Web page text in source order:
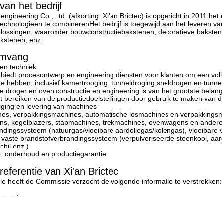
het bedrijf
Co., Ltd. (afkorting: Xi'an Brictec) is opgericht in
te combinerenHet bedrijf is toegewijd aan het leveren
waaronder bouwconstructiebakstenen, decoratieve
enz.
techniek
procesontwerp en engineering diensten voor klanten om een
hebben, inclusief kamertrooging, tunneldroging,sneldrogen en
droger en oven constructie en engineering is van het grootste
bereiken van de productiedoelstellingen door gebruik te maken van
en levering van machines
verpakkingsmachines, automatische losmachines en
kegelblazers, stapmachines, trekmachines, ovenwagens en
(natuurgas/vloeibare aardoliegas/kolengas),
brandstofverbrandingssysteem (verpulveriseerde steenkool,
enz.)
onderhoud en productiegarantie
van Xi'an Brictec
heeft de Commissie verzocht de volgende informatie te verstrekken: